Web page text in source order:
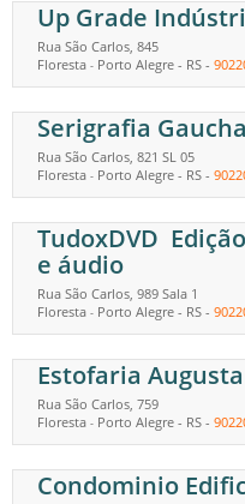
Up Grade
Rua São Carlos, 845
Floresta - Porto Alegre - RS -
Serigrafia
Rua São Carlos, 821 SL 05
Floresta - Porto Alegre - RS -
TudoxDVD 
e áudio
Rua São Carlos, 989 Sala 1
Floresta - Porto Alegre - RS -
Estofaria Augusta
Rua São Carlos, 759
Floresta - Porto Alegre - RS -
Condominio